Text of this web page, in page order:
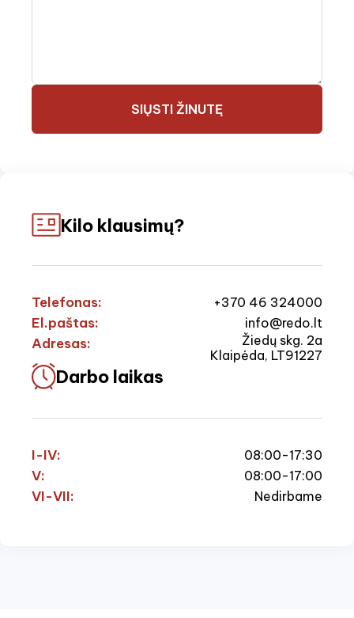
SIŲSTI ŽINUTĘ
Kilo klausimų?
Telefonas: +370 46 324000
El.paštas: info@redo.lt
Adresas:
Žiedų skg. 2a
Klaipėda, LT91227
Darbo laikas
I-IV: 08:00-17:30
V: 08:00-17:00
VI-VII: Nedirbame